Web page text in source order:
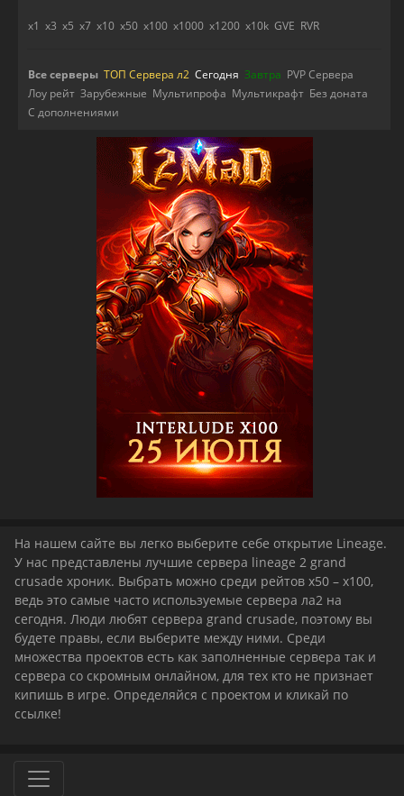
x1 x3 x5 x7 x10 x50 x100 x1000 x1200 x10k GVE RVR
Все серверы ТОП Сервера л2 Сегодня Завтра PVP Сервера
Лоу рейт Зарубежные Мультипрофа Мультикрафт Без доната
С дополнениями
На нашем сайте вы легко выберите себе открытие Lineage.
У нас представлены лучшие сервера lineage 2 grand
crusade хроник. Выбрать можно среди рейтов x50 – x100,
ведь это самые часто используемые сервера ла2 на
сегодня. Люди любят сервера grand crusade, поэтому вы
будете правы, если выберите между ними. Среди
множества проектов есть как заполненные сервера так и
сервера со скромным онлайном, для тех кто не признает
кипишь в игре. Определяйся с проектом и кликай по
ссылке!